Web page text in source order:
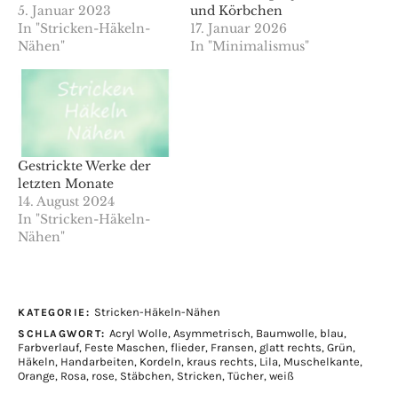
5. Januar 2023
In "Stricken-Häkeln-
Nähen"
und Körbchen
17. Januar 2026
In "Minimalismus"
Gestrickte Werke der
letzten Monate
14. August 2024
In "Stricken-Häkeln-
Nähen"
KATEGORIE: Stricken-Häkeln-Nähen
SCHLAGWORT: Acryl Wolle, Asymmetrisch, Baumwolle, blau,
Farbverlauf, Feste Maschen, flieder, Fransen, glatt rechts, Grün,
Häkeln, Handarbeiten, Kordeln, kraus rechts, Lila, Muschelkante,
Orange, Rosa, rose, Stäbchen, Stricken, Tücher, weiß